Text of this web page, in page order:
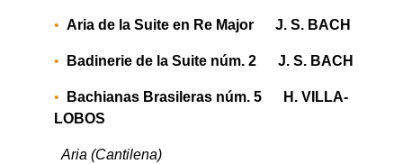
Aria de la Suite en Re Major J. S. BACH
Badinerie de la Suite núm. 2 J. S. BACH
Bachianas Brasileras núm. 5 H. V ILLA-
LOBOS
Aria (Cantilena)